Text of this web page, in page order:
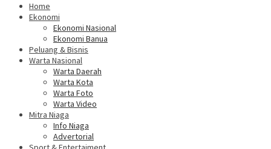
Home
Ekonomi
Ekonomi Nasional
Ekonomi Banua
Peluang & Bisnis
Warta Nasional
Warta Daerah
Warta Kota
Warta Foto
Warta Video
Mitra Niaga
Info Niaga
Advertorial